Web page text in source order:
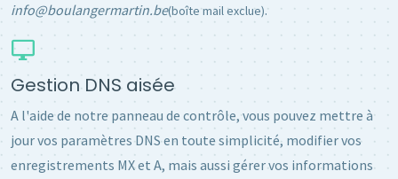
info@boulangermartin.be(boîte mail exclue).
Gestion DNS aisée
A l'aide de notre panneau de contrôle, vous pouvez mettre à
jour vos paramètres DNS en toute simplicité, modifier vos
enregistrements MX et A, mais aussi gérer vos informations